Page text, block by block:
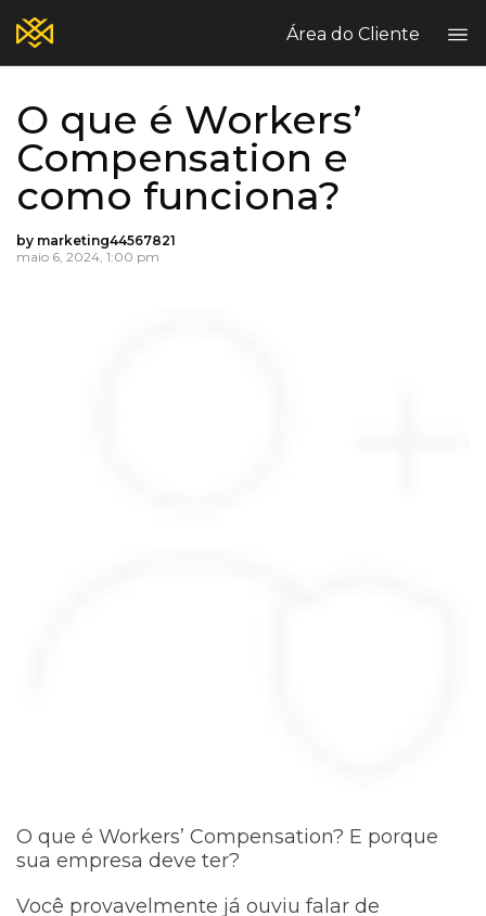
Área do Cliente
Home
Blog
Quem Somos?
Seguros Pessoais
Fale Conosco
O que é Workers’
Compensation e
como funciona?
by marketing44567821
maio 6, 2024, 1:00 pm
O que é Workers’ Compensation? E porque
sua empresa deve ter?
Você provavelmente já ouviu falar de